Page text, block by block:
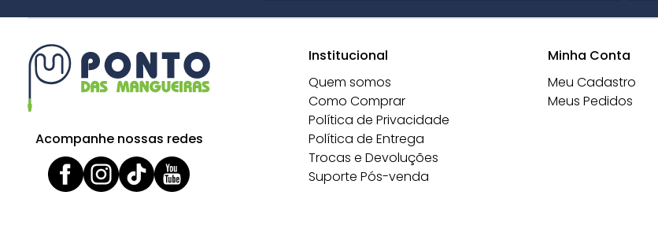
Acompanhe nossas redes
Institucional
Quem somos
Como Comprar
Política de Privacidade
Política de Entrega
Trocas e Devoluções
Suporte Pós-venda
Minha Conta
Meu Cadastro
Meus Pedidos